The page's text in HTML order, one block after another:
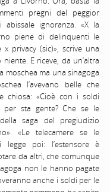
pregni del peggior
ignoranza. «X la
piene di delinquenti le
privacy (sic)», scrive una
E riceve, da un’altra
moschea ma una sinagoga
l’avevano belle che
chiosa: «Cioè con i soldi
per sta gente? Che se le
saga del pregiudizio
«Le telecamere se le
poi: l’estensore è
da altri, che comunque
non le hanno pagate
anche i soldi per le